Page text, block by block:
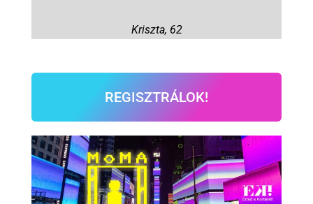
Kriszta, 62
REGISZTRÁLOK!